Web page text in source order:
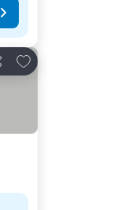
Agregar a favoritos